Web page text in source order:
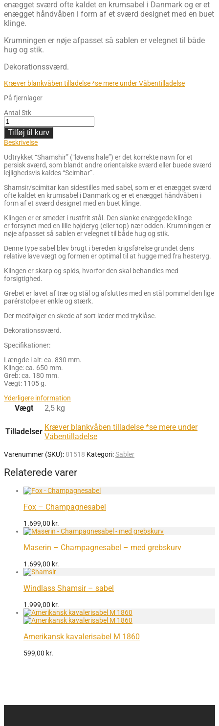
enægget sværd ofte kaldet en krumsabel i Danmark og er et
enægget håndvåben i form af et sværd designet med en buet
klinge.
Krumningen er nøje afpasset så sablen er velegnet til både
hug og stik.
Dekorationssværd.
Kræver blankvåben tilladelse *se mere under Våbentilladelse
På fjernlager
AntalStk
Tilføj til kurv
Beskrivelse
Udtrykket “Shamshir” (“løvens hale”) er det korrekte navn for et
persisk sværd, som blandt andre orientalske sværd eller buede sværd
lejlighedsvis kaldes “Scimitar”.
Shamsir/scimitar kan sidestilles med sabel, som er et enægget sværd
ofte kaldet en krumsabel i Danmark og er et enægget håndvåben i
form af et sværd designet med en buet klinge.
Klingen er er smedet i rustfrit stål. Den slanke enæggede klinge
er forsynet med en lille højderyg (eller top) nær odden. Krumningen er
nøje afpasset så sablen er velegnet til både hug og stik.
Denne type sabel blev brugt i bereden krigsførelse grundet dens
relative lave vægt og formen er optimal til at hugge med fra hesteryg.
Klingen er skarp og spids, hvorfor den skal behandles med
forsigtighed.
Grebet er lavet af træ og stål og afsluttes med en stål pommel den lige
parérstolpe er enkle og stærk.
Der medfølger en skede af sort læder med tryklåse.
Dekorationssværd.
Specifikationer:
Længde i alt: ca. 830 mm.
Klinge: ca. 650 mm.
Greb: ca. 180 mm.
Vægt: 1105 g.
Yderligere information
Vægt 2,5 kg
Tilladelser Kræver blankvåben tilladelse *se mere under
Våbentilladelse
Varenummer (SKU): 81518 Kategori:Sabler
Relaterede varer
Fox – Champagnesabel
1.699,00 kr.
Maserin – Champagnesabel – med grebskurv
1.699,00 kr.
Windlass Shamsir – sabel
1.999,00 kr.
Amerikansk kavalerisabel M 1860
599,00 kr.